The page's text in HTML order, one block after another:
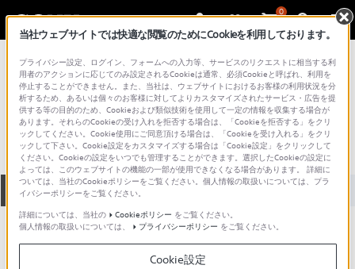
0
総合サポート・お問い合わせ プロフェッショナル／業務用
S20X6.4BER-
全て ダウンロード 取扱説明書 Q&A
ダウンロード
当社ウェブサイトでは快適な閲覧のためにCookieを利用しております。
プライバシー設定、ログイン、フォームへの入力等、サービスのリクエストに相当する利
用者のアクションに応じてのみ設定されるCookieは通常、必須Cookieと呼ばれ、利用を
停止することができません。また、当社は、ウェブサイトにおけるお客様の利用状況を分
析するため、あるいは個々のお客様に対してよりカスタマイズされたサービス・広告を提
供する等の目的のため、Cookieおよび類似技術を使用して一定の情報を収集する場合が
あります。それらのCookieの受け入れを拒否する場合は、「Cookieを拒否する」をクリ
ックしてください。Cookie使用にご同意頂ける場合は、「Cookieを受け入れる」をクリ
ックして下さい。Cookie設定をカスタマイズする場合は「Cookie設定」をクリックして
ください。Cookieの設定をいつでも管理することができます。選択したCookieの設定に
よっては、このウェブサイトの機能の一部が使用できなくなる場合があります。 詳細に
ついては、当社のCookieポリシーをご覧ください。個人情報の取扱いについては、プラ
イバシーポリシーをご覧ください。
詳細については、当社の
Cookieポリシー をご覧ください。
個人情報の取扱いについては、
プライバシーポリシー をご覧ください。
Cookie設定